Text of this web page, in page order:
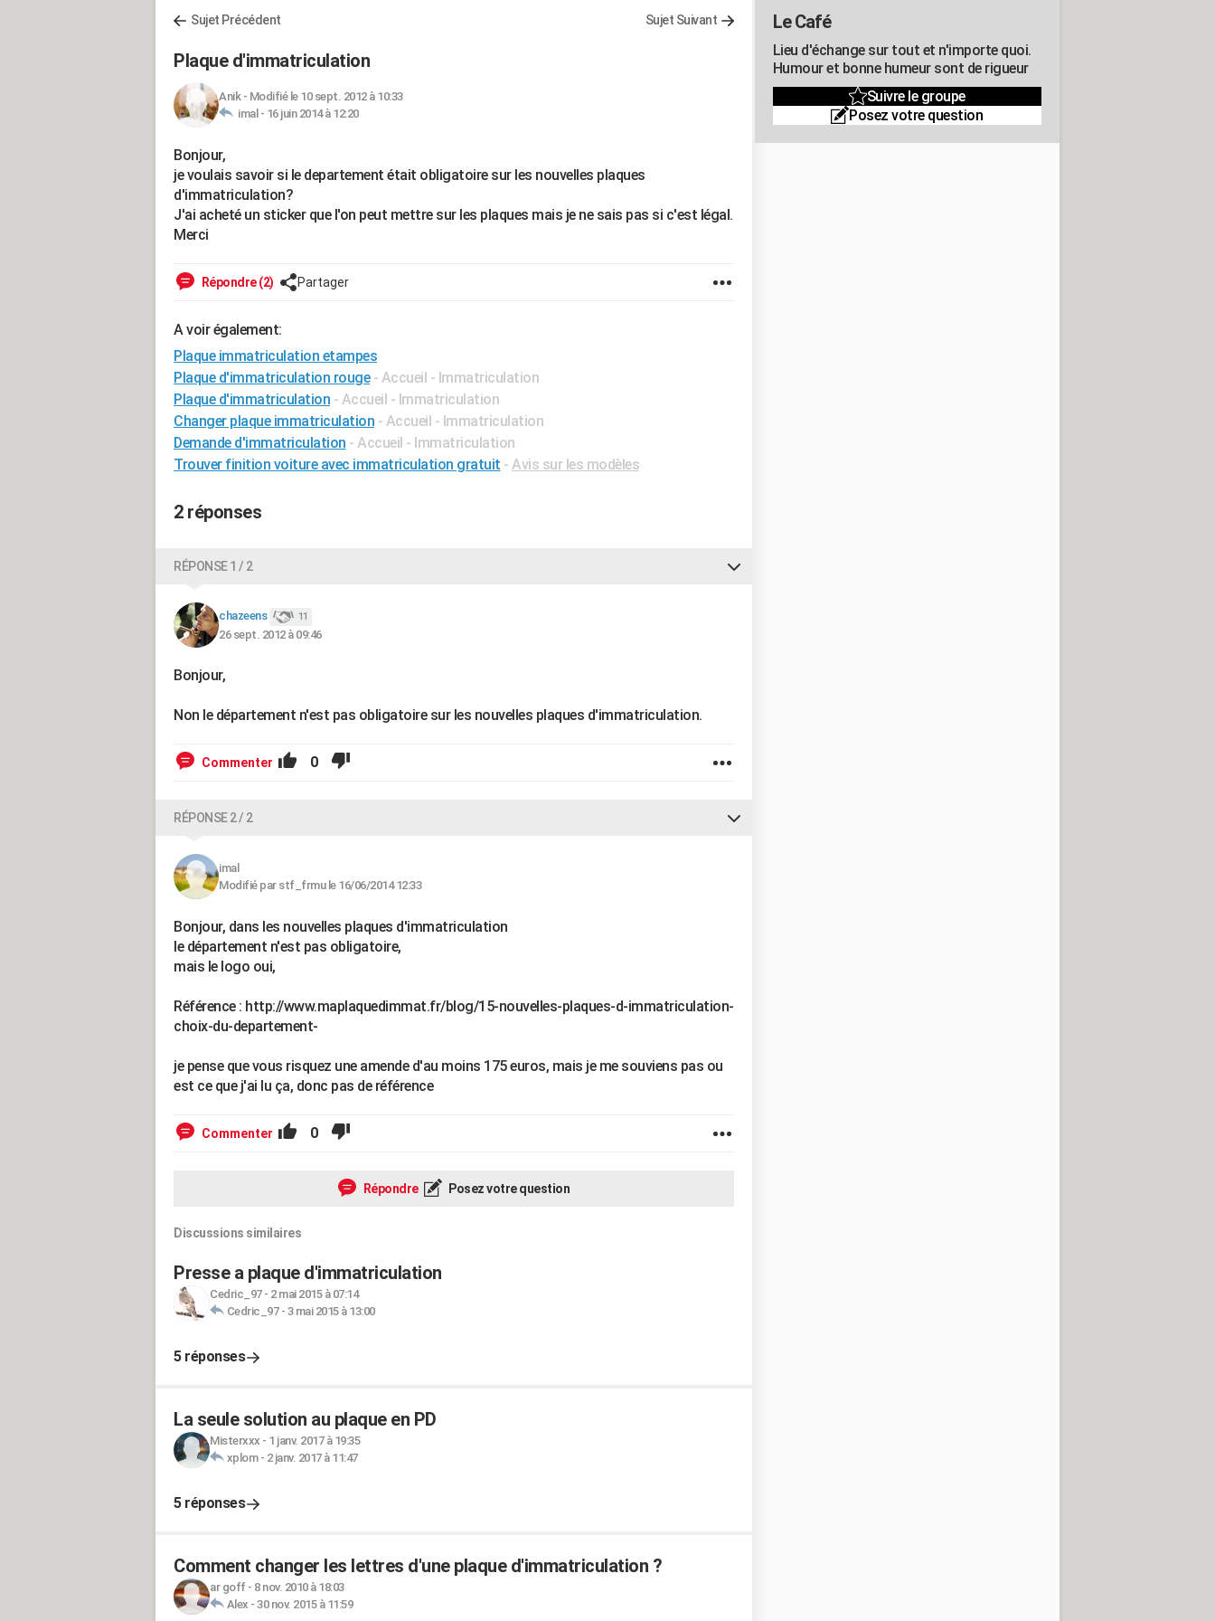
Sujet Précédent Sujet Suivant
Plaque d'immatriculation
Anik- Modifié le 10 sept. 2012 à 10:33
imal - 16 juin 2014 à 12:20
Bonjour,
je voulais savoir si le departement était obligatoire sur les nouvelles plaques
d'immatriculation?
J'ai acheté un sticker que l'on peut mettre sur les plaques mais je ne sais pas si c'est légal.
Merci
Répondre (2) Partager
A voir également:
Plaque immatriculation etampes
Plaque d'immatriculation rouge - Accueil - Immatriculation
Plaque d'immatriculation - Accueil - Immatriculation
Changer plaque immatriculation - Accueil - Immatriculation
Demande d'immatriculation - Accueil - Immatriculation
Trouver finition voiture avec immatriculation gratuit - Avis sur les modèles
2 réponses
RÉPONSE 1 / 2
chazeens 11
26 sept. 2012 à 09:46
Bonjour,
Non le département n'est pas obligatoire sur les nouvelles plaques d'immatriculation.
Commenter 0
RÉPONSE 2 / 2
imal
Modifié par stf_frmu le 16/06/2014 12:33
Bonjour, dans les nouvelles plaques d'immatriculation
le département n'est pas obligatoire,
mais le logo oui,
Référence : http://www.maplaquedimmat.fr/blog/15-nouvelles-plaques-d-immatriculation-
choix-du-departement-
je pense que vous risquez une amende d'au moins 175 euros, mais je me souviens pas ou
est ce que j'ai lu ça, donc pas de référence
Commenter 0
Répondre Posez votre question
Discussions similaires
Presse a plaque d'immatriculation
Cedric_97- 2 mai 2015 à 07:14
Cedric_97- 3 mai 2015 à 13:00
5 réponses
La seule solution au plaque en PD
Misterxxx - 1 janv. 2017 à 19:35
xplom- 2 janv. 2017 à 11:47
5 réponses
Comment changer les lettres d'une plaque d'immatriculation ?
ar goff- 8 nov. 2010 à 18:03
Alex - 30 nov. 2015 à 11:59
Le Café
Lieu d'échange sur tout et n'importe quoi.
Humour et bonne humeur sont de rigueur
Suivre le groupe
Posez votre question